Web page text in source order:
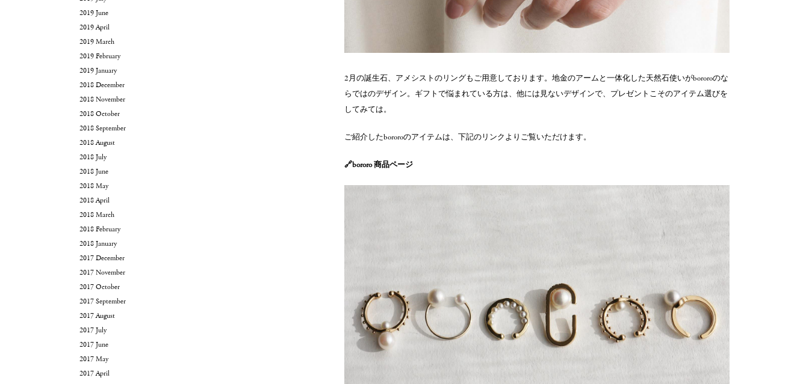
2月の誕生石、アメシストのリングもご用意しております。地金のアームと一体化した天然石使いがbororoのな
らではのデザイン。ギフトで悩まれている方は、他には見ないデザインで、プレゼントこそのアイテム選びを
してみては。
ご紹介したbororoのアイテムは、下記のリンクよりご覧いただけます。
🔗bororo 商品ページ
2019 June
2019 April
2019 March
2019 February
2019 January
2018 December
2018 November
2018 October
2018 September
2018 August
2018 July
2018 June
2018 May
2018 April
2018 March
2018 February
2018 January
2017 December
2017 November
2017 October
2017 September
2017 August
2017 July
2017 June
2017 May
2017 April